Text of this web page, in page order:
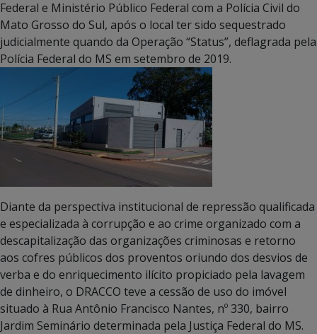
Federal e Ministério Público Federal com a Polícia Civil do
Mato Grosso do Sul, após o local ter sido sequestrado
judicialmente quando da Operação “Status”, deflagrada pela
Polícia Federal do MS em setembro de 2019.
Diante da perspectiva institucional de repressão qualificada
e especializada à corrupção e ao crime organizado com a
descapitalização das organizações criminosas e retorno
aos cofres públicos dos proventos oriundo dos desvios de
verba e do enriquecimento ilícito propiciado pela lavagem
de dinheiro, o DRACCO teve a cessão de uso do imóvel
situado à Rua Antônio Francisco Nantes, nº 330, bairro
Jardim Seminário determinada pela Justiça Federal do MS.